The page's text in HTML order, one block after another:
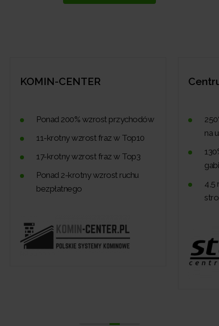
KOMIN-CENTER
Ponad 200% wzrost przychodów
11-krotny wzrost fraz w Top10
17-krotny wzrost fraz w Top3
Ponad 2-krotny wzrost ruchu
bezpłatnego
na
4,5